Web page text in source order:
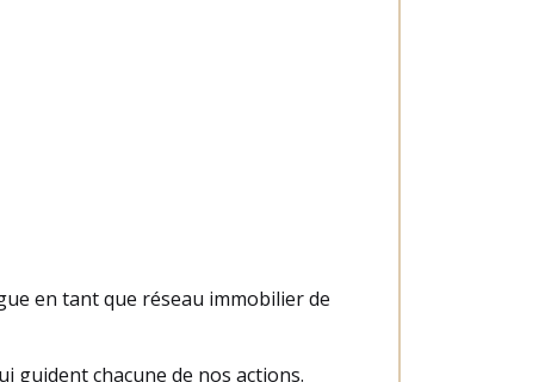
en tant que réseau immobilier de
guident chacune de nos actions.